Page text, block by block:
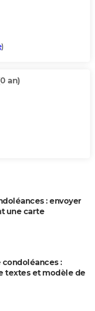
)
an)
: envoyer
une carte
condoléances :
textes et modèle de